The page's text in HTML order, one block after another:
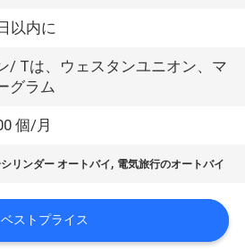
以内に
/ Tは、ウェスタンユニオン、マ
グラム
個/月
リンダー オートバイ, 電気旅行のオートバイ
ベストプライス